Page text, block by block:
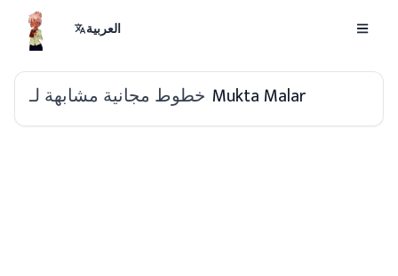
العربية
خطوط مجانية مشابهة لـ Mukta Malar